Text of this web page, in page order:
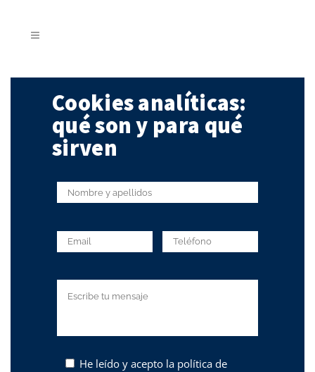
Cookies analíticas:
qué son y para qué
sirven
He leído y acepto la política de